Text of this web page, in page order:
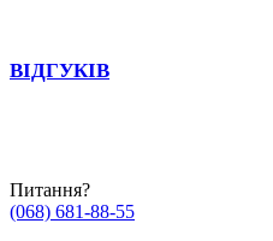
ВІДГУКІВ
Питання?
(068) 681-88-55